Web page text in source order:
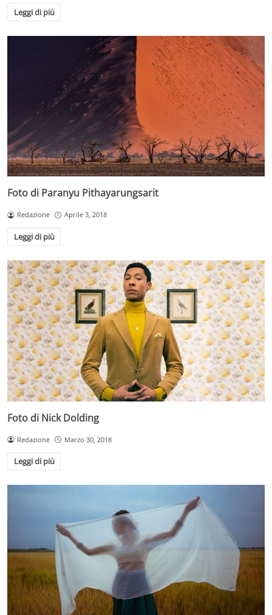
Leggi di più
Foto di Paranyu Pithayarungsarit
Redazione Aprile 3, 2018
Leggi di più
Foto di Nick Dolding
Redazione Marzo 30, 2018
Leggi di più